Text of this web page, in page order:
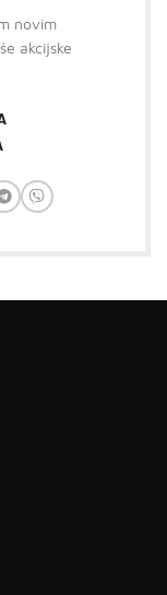
novim
akcijske